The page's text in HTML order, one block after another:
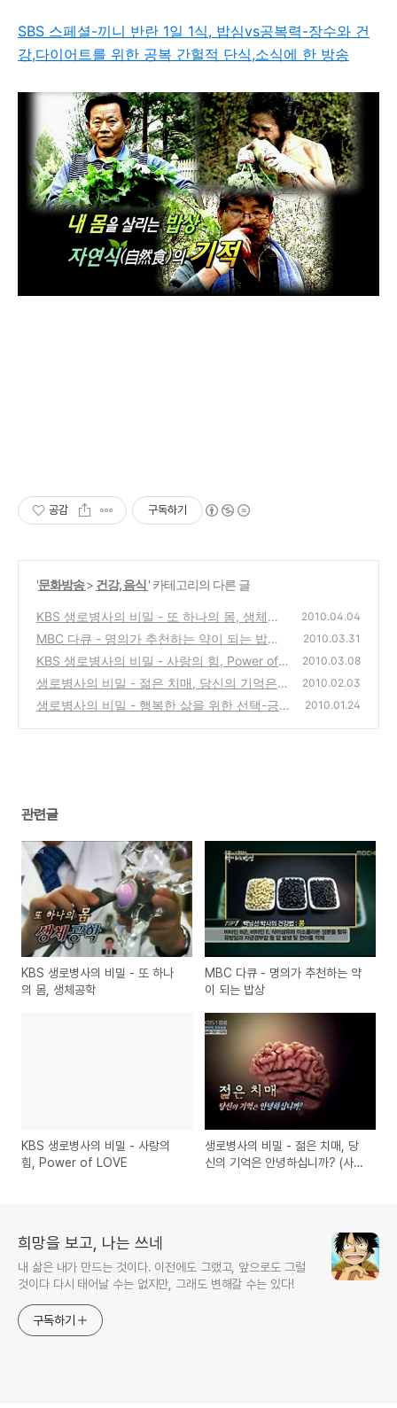
SBS 스페셜-끼니 반란 1일 1식, 밥심vs공복력-장수와 건
강,다이어트를 위한 공복 간헐적 단식,소식에 한 방송
공감 구독하기
'문화방송> 건강, 음식' 카테고리의 다른 글
KBS 생로병사의 비밀 - 또 하나의 몸, 생체공
학
(0)
2010.04.04
MBC 다큐 - 명의가 추천하는 약이 되는 밥상
(0)
2010.03.31
KBS 생로병사의 비밀 - 사랑의 힘, Power of L
OVE
(0)
2010.03.08
생로병사의 비밀 - 젊은 치매, 당신의 기억은
안녕하십니까? (사진보기)
(0)
2010.02.03
생로병사의 비밀 - 행복한 삶을 위한 선택-긍
2010.01.24
관련글
KBS 생로병사의 비밀 - 또 하나
의 몸, 생체공학
MBC 다큐 - 명의가 추천하는 약
이 되는 밥상
KBS 생로병사의 비밀 - 사랑의
힘, Power of LOVE
생로병사의 비밀 - 젊은 치매, 당
신의 기억은 안녕하십니까? (사진
희망을 보고, 나는 쓰네
내 삶은 내가 만드는 것이다. 이전에도 그랬고, 앞으로도 그럴
것이다 다시 태어날 수는 없지만, 그래도 변해갈 수는 있다!
구독하기